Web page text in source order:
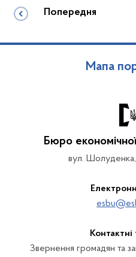
Попередня
Мапа
Бюро
вул. Шолуденка,
Звернення громадян та